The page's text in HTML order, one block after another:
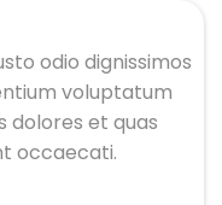
odio dignissimos
voluptatum
dolores et quas
occaecati.